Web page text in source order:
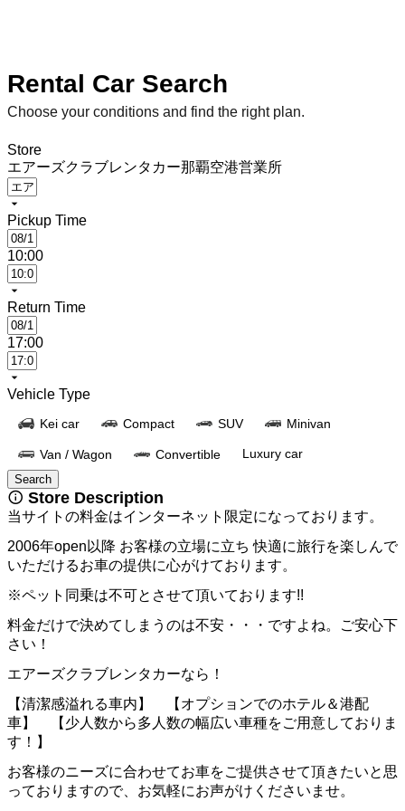
Rental Car Search
Choose your conditions and find the right plan.
Store
エアーズクラブレンタカー那覇空港営業所
Pickup Time
10:00
Return Time
17:00
Vehicle Type
Kei car Compact SUV Minivan
Van / Wagon Convertible Luxury car
Search
Store Description
当サイトの料金はインターネット限定になっております。
2006年open以降 お客様の立場に立ち 快適に旅行を楽しんで
いただけるお車の提供に心がけております。
※ペット同乗は不可とさせて頂いております!!
料金だけで決めてしまうのは不安・・・ですよね。ご安心下
さい！
エアーズクラブレンタカーなら！
【清潔感溢れる車内】　【オプションでのホテル＆港配
車】　【少人数から多人数の幅広い車種をご用意しておりま
す！】
お客様のニーズに合わせてお車をご提供させて頂きたいと思
っておりますので、お気軽にお声がけくださいませ。